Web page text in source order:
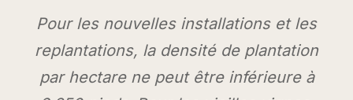
Pour les nouvelles installations et les
replantations, la densité de plantation
par hectare ne peut être inférieure à